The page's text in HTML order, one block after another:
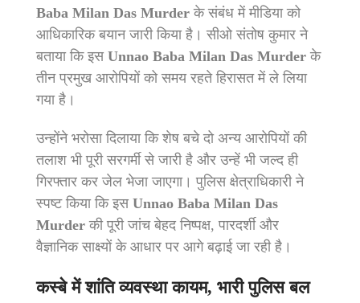
Baba Milan Das Murder के संबंध में मीडिया को
आधिकारिक बयान जारी किया है। सीओ संतोष कुमार ने
बताया कि इस Unnao Baba Milan Das Murder के
तीन प्रमुख आरोपियों को समय रहते हिरासत में ले लिया
गया है।
उन्होंने भरोसा दिलाया कि शेष बचे दो अन्य आरोपियों की
तलाश भी पूरी सरगर्मी से जारी है और उन्हें भी जल्द ही
गिरफ्तार कर जेल भेजा जाएगा। पुलिस क्षेत्राधिकारी ने
स्पष्ट किया कि इस Unnao Baba Milan Das
Murder की पूरी जांच बेहद निष्पक्ष, पारदर्शी और
वैज्ञानिक साक्ष्यों के आधार पर आगे बढ़ाई जा रही है।
कस्बे में शांति व्यवस्था कायम, भारी पुलिस बल